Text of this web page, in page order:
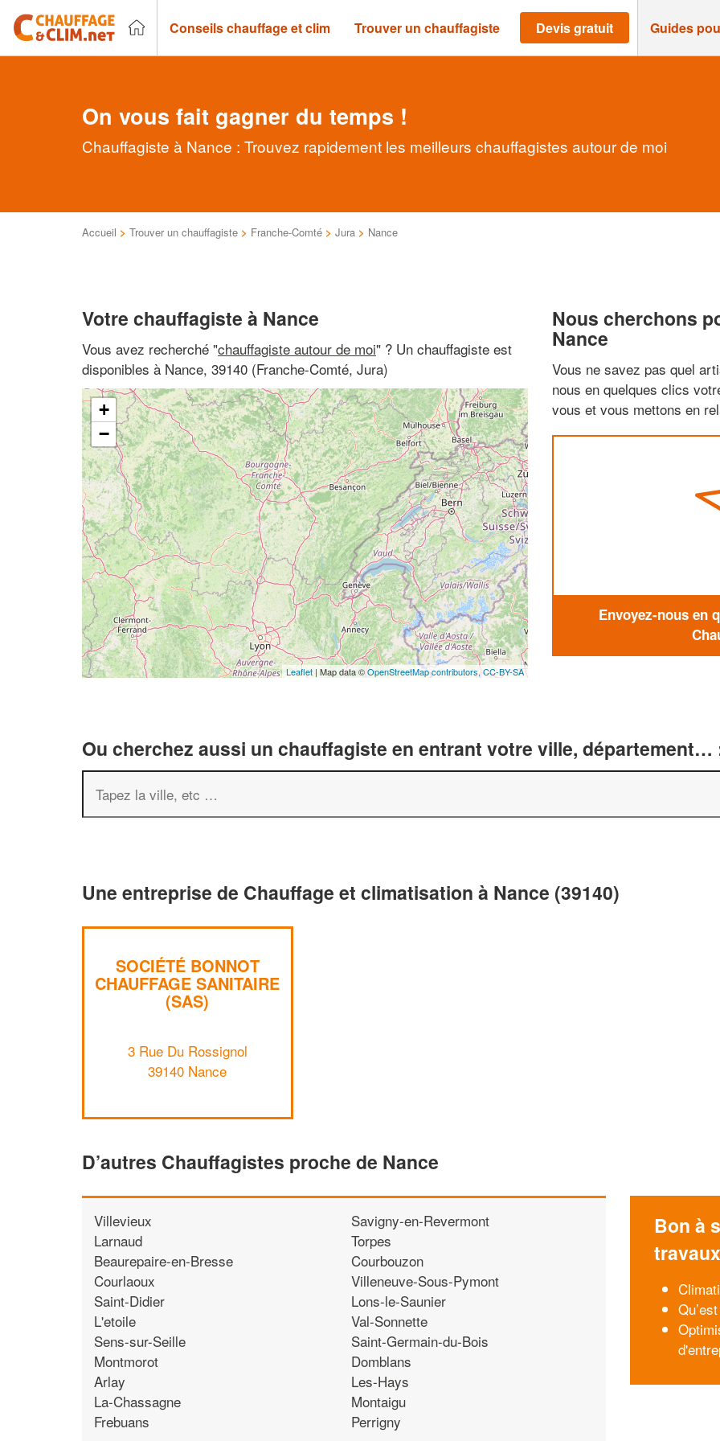
Conseils chauffage et clim Trouver un chauffagiste Devis gratuit Guides
On vous fait gagner du temps !
Chauffagiste à Nance : Trouvez rapidement les meilleurs chauffagistes autour de moi
Accueil > Trouver un chauffagiste > Franche-Comté > Jura > Nance
Votre chauffagiste à Nance
Vous avez recherché "chauffagiste autour de moi" ? Un chauffagiste est
disponibles à Nance, 39140 (Franche-Comté, Jura)
+
−
Leaflet | Map data ©OpenStreetMap contributors,CC-BY-SA
Nous cherchons
Nance
Vous ne savez pas quel
nous en quelques clics
vous et vous mettons en
Envoyez-nous en
Ou cherchez aussi un chauffagiste en entrant votre ville, département…
Une entreprise de Chauffage et climatisation à Nance (39140)
SOCIÉTÉ BONNOT
CHAUFFAGE SANITAIRE
(SAS)
3 Rue Du Rossignol
39140 Nance
D’autres Chauffagistes proche de Nance
Villevieux
Larnaud
Beaurepaire-en-Bresse
Courlaoux
Saint-Didier
L'etoile
Sens-sur-Seille
Montmorot
Arlay
La-Chassagne
Frebuans
Savigny-en-Revermont
Torpes
Courbouzon
Villeneuve-Sous-Pymont
Lons-le-Saunier
Val-Sonnette
Saint-Germain-du-Bois
Domblans
Les-Hays
Montaigu
Perrigny
Bon à
travaux